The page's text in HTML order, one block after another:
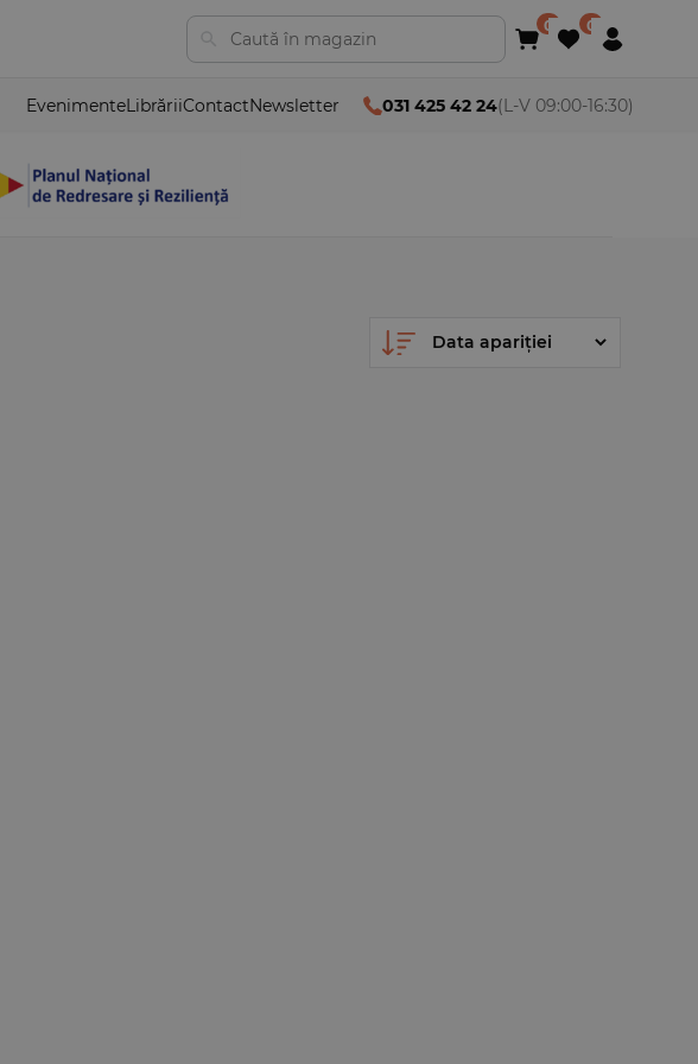
EvenimenteLibrăriiContactNewsletter 031 425 42 24(L-V 09:00-16:30)